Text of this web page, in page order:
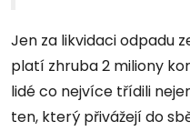
Jen za likvidaci odpadu
platí zhruba 2 miliony
lidé co nejvíce třídili
ten, který přivážejí do